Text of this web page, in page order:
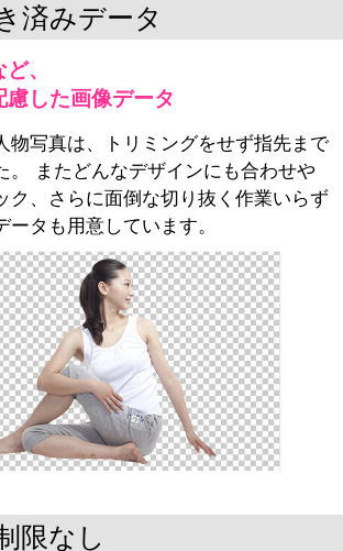
済みデータ
、
慮した画像データ
物写真は、トリミングをせず指先まで
。 またどんなデザインにも合わせや
ク、さらに面倒な切り抜く作業いらず
タも用意しています。
限なし